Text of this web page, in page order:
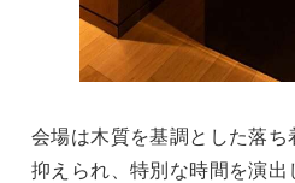
会場は木質を基調とした落
抑えられ、特別な時間を演